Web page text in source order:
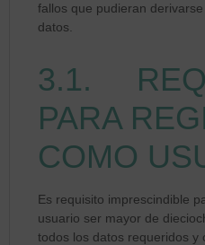
fallos que pudieran
datos.
3.1.
PARA
COMO
Es requisito imprescindible
usuario ser mayor de
todos los datos requeridos y